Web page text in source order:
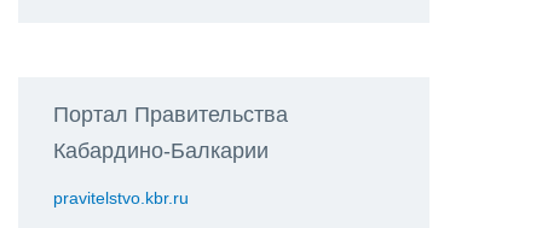
Портал Правительства
Кабардино-Балкарии
pravitelstvo.kbr.ru